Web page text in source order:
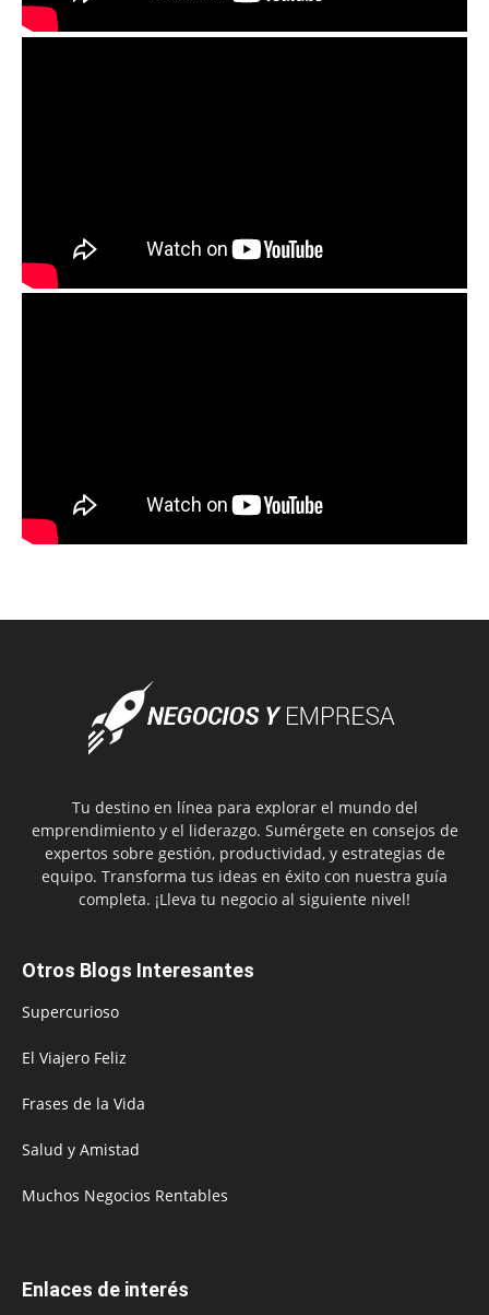
Tu destino en línea para explorar el mundo del
emprendimiento y el liderazgo. Sumérgete en consejos de
expertos sobre gestión, productividad, y estrategias de
equipo. Transforma tus ideas en éxito con nuestra guía
completa. ¡Lleva tu negocio al siguiente nivel!
Otros Blogs Interesantes
Supercurioso
El Viajero Feliz
Frases de la Vida
Salud y Amistad
Muchos Negocios Rentables
Enlaces de interés